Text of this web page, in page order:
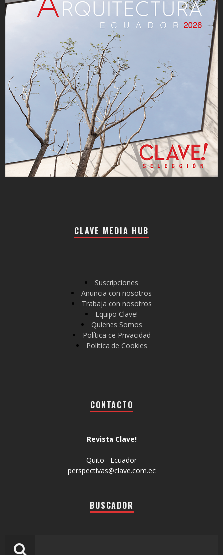
CLAVE MEDIA HUB
Suscripciones
Anuncia con nosotros
Trabaja con nosotros
Equipo Clave!
Quienes Somos
Política de Privacidad
Política de Cookies
CONTACTO
Revista Clave!
Quito - Ecuador
perspectivas@clave.com.ec
BUSCADOR